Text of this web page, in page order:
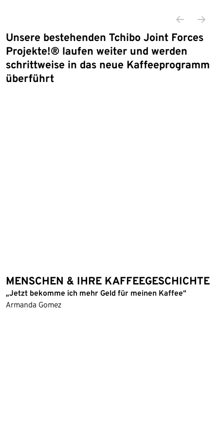
Unsere bestehenden Tchibo Joint Forces
Projekte!® laufen weiter und werden
schrittweise in das neue Kaffeeprogramm
überführt
MENSCHEN & IHRE KAFFEEGESCHICHTE
„Jetzt bekomme ich mehr Geld für meinen Kaffee“
Armanda Gomez